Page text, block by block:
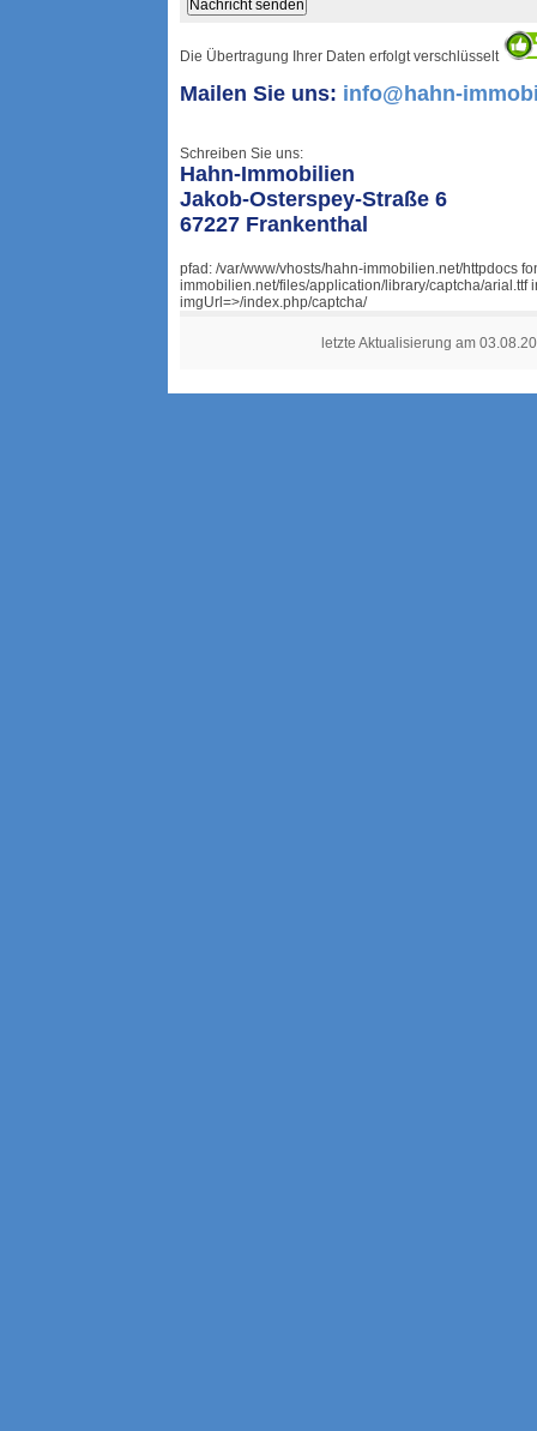
Die Übertragung Ihrer Daten erfolgt verschlüsselt
Mailen Sie uns: info@hahn-
Schreiben Sie uns:
Hahn-Immobilien
Jakob-Osterspey-Straße 6
67227 Frankenthal
pfad: /var/www/vhosts/hahn-immobilien.net/httpdocs
immobilien.net/files/application/library/captcha/
imgUrl=>/index.php/captcha/
letzte Aktualisierung am